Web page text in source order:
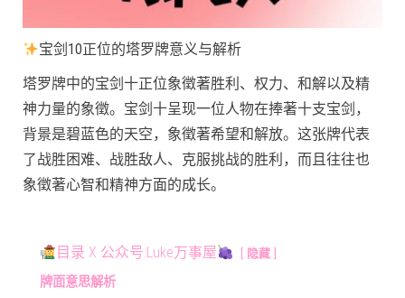
宝剑10正位的塔罗牌意义与解析
塔罗牌中的宝剑十正位象徵著胜利、权力、和解以及精
神力量的象徵。宝剑十呈现一位人物在捧著十支宝剑，
背景是碧蓝色的天空，象徵著希望和解放。这张牌代表
了战胜困难、战胜敌人、克服挑战的胜利，而且往往也
象徵著心智和精神方面的成长。
目录 X 公众号:Luke万事屋 隐藏
牌面意思解析